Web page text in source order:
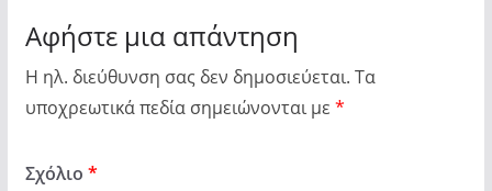
Αφήστε μια απάντηση
Η ηλ. διεύθυνση σας δεν δημοσιεύεται. Τα
υποχρεωτικά πεδία σημειώνονται με *
Σχόλιο *